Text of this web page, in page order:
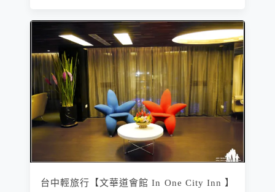
台中輕旅行【文華道會館 In One City Inn 】